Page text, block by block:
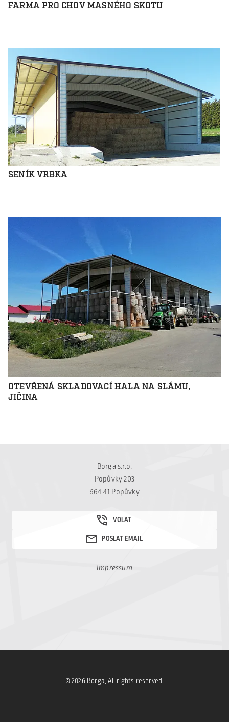
FARMA PRO CHOV MASNÉHO SKOTU
SENÍK VRBKA
OTEVŘENÁ SKLADOVACÍ HALA NA SLÁMU,
JIČINA
Borga s.r.o.
Popůvky 203
664 41 Popůvky
Impressum
© 2026 Borga, All rights reserved.